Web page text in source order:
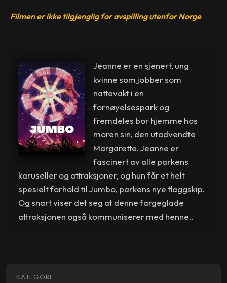
Filmen er ikke tilgjenglig for avspilling utenfor Norge
Jeanne er en sjenert, ung
kvinne som jobber som
nattevakt i en
fornøyelsespark og
fremdeles bor hjemme hos
moren sin, den utadvendte
Margarette. Jeanne er
fascinert av alle parkens
karuseller og attraksjoner, og hun får et helt
spesielt forhold til Jumbo, parkens nye flaggskip.
Og snart viser det seg at denne fargeglade
attraksjonen også kommuniserer med henne..
KATEGORI